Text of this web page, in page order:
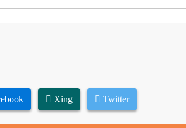
Xing Twitter